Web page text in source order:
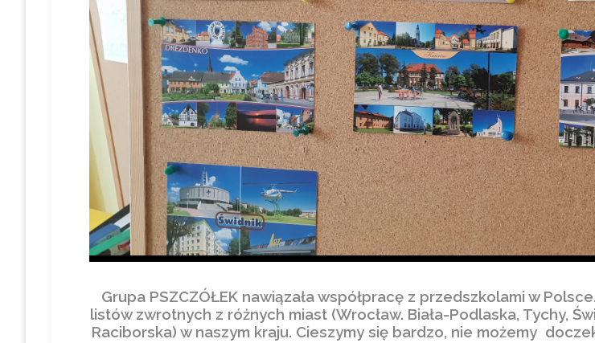
Grupa PSZCZÓŁEK nawiązała współpracę z przedszkolami w
listów zwrotnych z różnych miast (Wrocław. Biała-Podlaska, Tychy,
Raciborska) w naszym kraju. Cieszymy się bardzo, nie możemy